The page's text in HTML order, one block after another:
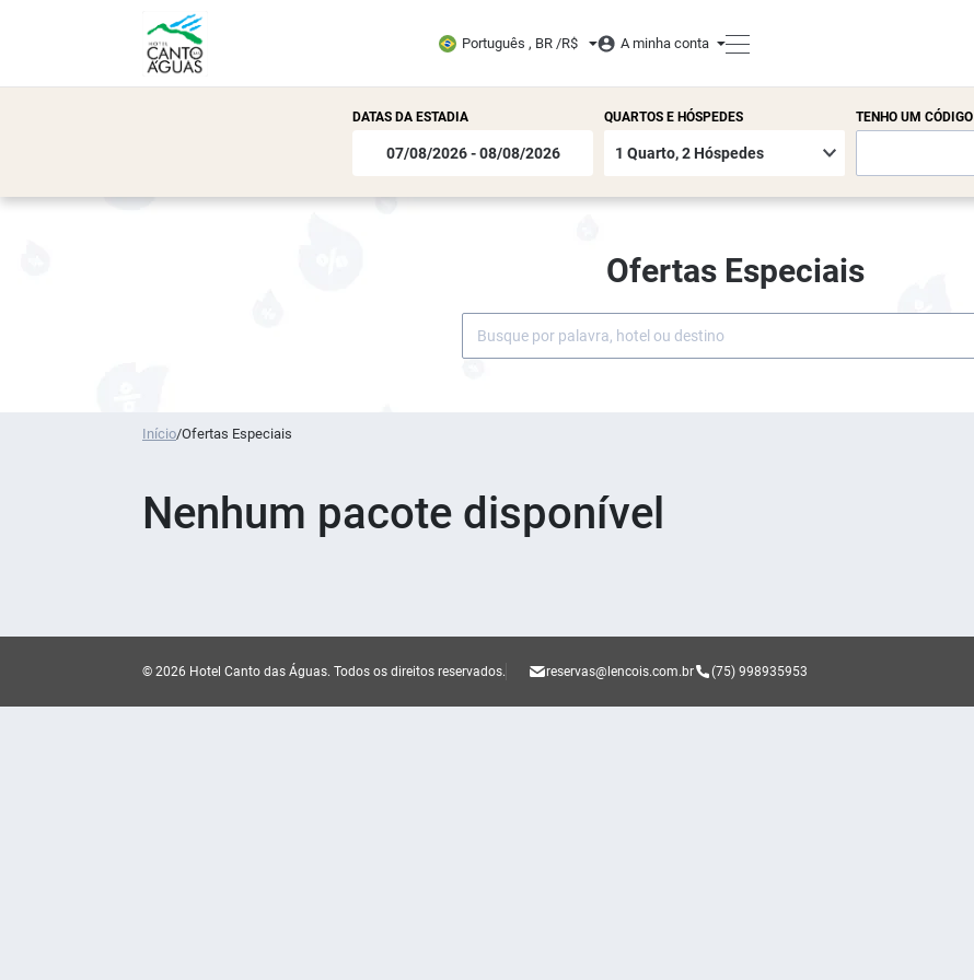
Português , BR /R$ A minha conta
DATAS DA ESTADIA QUARTOS E HÓSPEDES TENHO UM CÓDIGO
Ofertas Especiais
Início/Ofertas Especiais
Nenhum pacote disponível
reservas@lencois.com.br (75) 998935953
© 2026 Hotel Canto das Águas. Todos os direitos reservados.